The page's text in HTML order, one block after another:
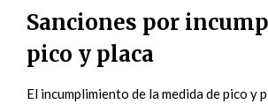
Sanciones por
pico y placa
El incumplimiento de la medida de pico y